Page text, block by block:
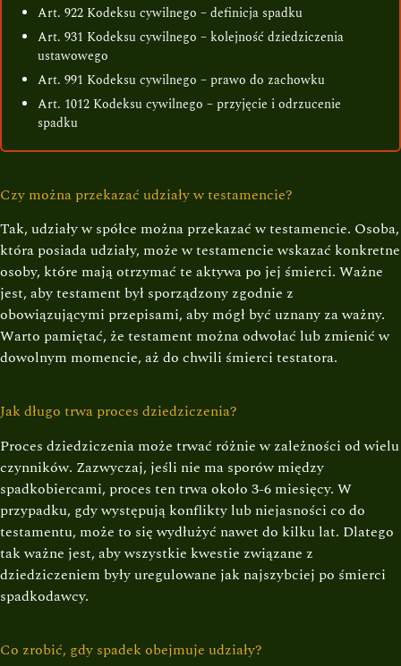
Art. 922 Kodeksu cywilnego – definicja spadku
Art. 931 Kodeksu cywilnego – kolejność dziedziczenia
ustawowego
Art. 991 Kodeksu cywilnego – prawo do zachowku
Art. 1012 Kodeksu cywilnego – przyjęcie i odrzucenie
spadku
Czy można przekazać udziały w testamencie?
Tak, udziały w spółce można przekazać w testamencie. Osoba,
która posiada udziały, może w testamencie wskazać konkretne
osoby, które mają otrzymać te aktywa po jej śmierci. Ważne
jest, aby testament był sporządzony zgodnie z
obowiązującymi przepisami, aby mógł być uznany za ważny.
Warto pamiętać, że testament można odwołać lub zmienić w
dowolnym momencie, aż do chwili śmierci testatora.
Jak długo trwa proces dziedziczenia?
Proces dziedziczenia może trwać różnie w zależności od wielu
czynników. Zazwyczaj, jeśli nie ma sporów między
spadkobiercami, proces ten trwa około 3-6 miesięcy. W
przypadku, gdy występują konflikty lub niejasności co do
testamentu, może to się wydłużyć nawet do kilku lat. Dlatego
tak ważne jest, aby wszystkie kwestie związane z
dziedziczeniem były uregulowane jak najszybciej po śmierci
spadkodawcy.
Co zrobić, gdy spadek obejmuje udziały?